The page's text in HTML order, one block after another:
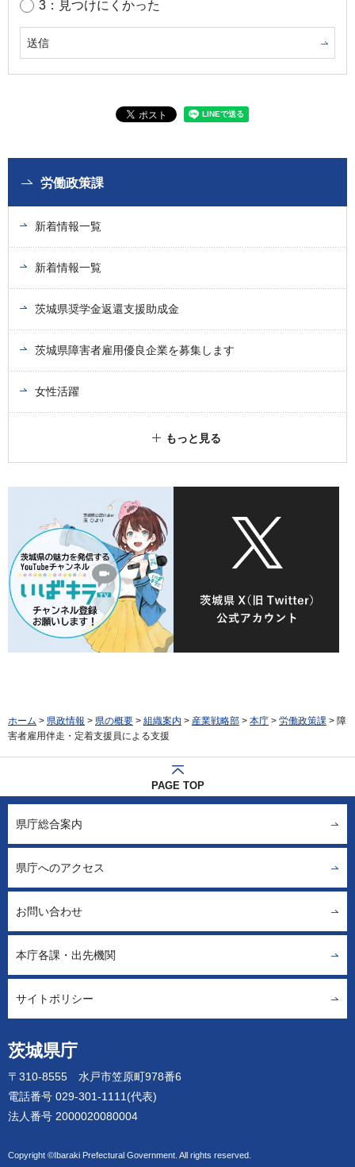
3：見つけにくかった
労働政策課
新着情報一覧
新着情報一覧
茨城県奨学金返還支援助成金
茨城県障害者雇用優良企業を募集します
女性活躍
もっと見る
ホーム > 県政情報 > 県の概要 > 組織案内 > 産業戦略部 > 本庁 > 労働政策課 > 障
害者雇用伴走・定着支援員による支援
PAGE TOP
茨城県庁
〒310-8555 水戸市笠原町978番6
電話番号 029-301-1111(代表)
法人番号 2000020080004
Copyright ©Ibaraki Prefectural Government. All rights reserved.
県庁総合案内
県庁へのアクセス
お問い合わせ
本庁各課・出先機関
サイトポリシー